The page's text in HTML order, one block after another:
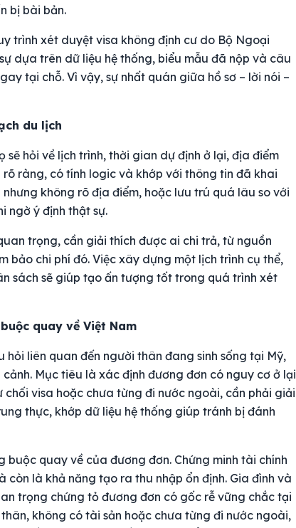
bị bài bản.
trình xét duyệt visa không định cư do Bộ Ngoại
dựa trên dữ liệu hệ thống, biểu mẫu đã nộp và câu
tại chỗ. Vì vậy, sự nhất quán giữa hồ sơ – lời nói –
du lịch
sẽ hỏi về lịch trình, thời gian dự định ở lại, địa điểm
ràng, có tính logic và khớp với thông tin đã khai
không rõ địa điểm, hoặc lưu trú quá lâu so với
ngờ ý định thật sự.
trọng, cần giải thích được ai chi trả, từ nguồn
bảo chi phí đó. Việc xây dựng một lịch trình cụ thể,
sách sẽ giúp tạo ấn tượng tốt trong quá trình xét
quay về Việt Nam
liên quan đến người thân đang sinh sống tại Mỹ,
Mục tiêu là xác định đương đơn có nguy cơ ở lại
visa hoặc chưa từng đi nước ngoài, cần phải giải
thực, khớp dữ liệu hệ thống giúp tránh bị đánh
buộc quay về của đương đơn. Chứng minh tài chính
còn là khả năng tạo ra thu nhập ổn định. Gia đình và
trọng chứng tỏ đương đơn có gốc rễ vững chắc tại
không có tài sản hoặc chưa từng đi nước ngoài,